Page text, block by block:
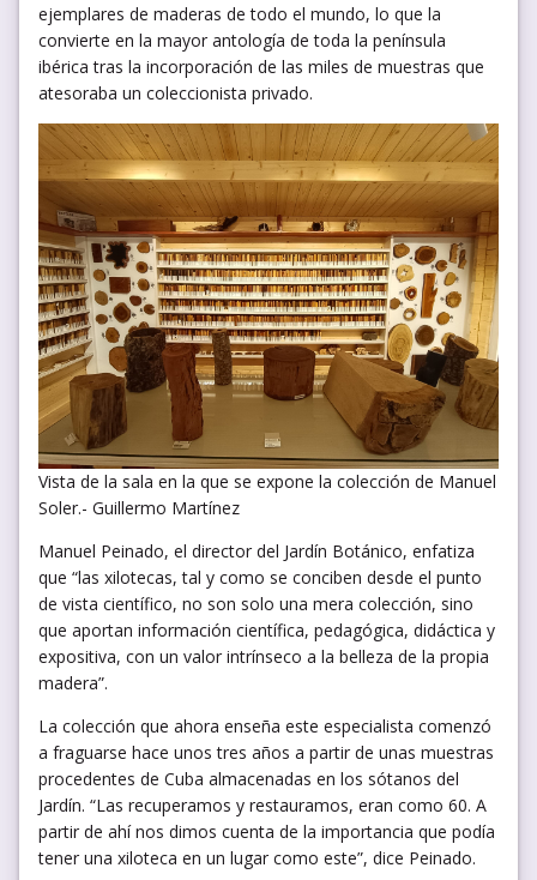
ejemplares de maderas de todo el mundo, lo que la
convierte en la mayor antología de toda la península
ibérica tras la incorporación de las miles de muestras que
atesoraba un coleccionista privado.
Vista de la sala en la que se expone la colección de Manuel
Soler.- Guillermo Martínez
Manuel Peinado, el director del Jardín Botánico, enfatiza
que “las xilotecas, tal y como se conciben desde el punto
de vista científico, no son solo una mera colección, sino
que aportan información científica, pedagógica, didáctica y
expositiva, con un valor intrínseco a la belleza de la propia
madera”.
La colección que ahora enseña este especialista comenzó
a fraguarse hace unos tres años a partir de unas muestras
procedentes de Cuba almacenadas en los sótanos del
Jardín. “Las recuperamos y restauramos, eran como 60. A
partir de ahí nos dimos cuenta de la importancia que podía
tener una xiloteca en un lugar como este”, dice Peinado.